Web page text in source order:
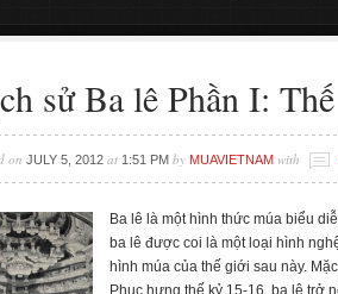
sử Ba lê Phần I:
on JULY 5, 2012 at 1:51 PM by MUAVIETNAM with
Ba lê là một hình thức múa biểu
ba lê được coi là một loại hình
hình múa của thế giới sau này.
Phục hưng thế kỷ 15-16, ba lê trở